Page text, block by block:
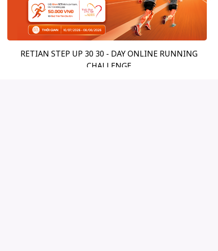
ANDROS VIETNAM RUN - CHUNG TAY SẺ CHIA 2026